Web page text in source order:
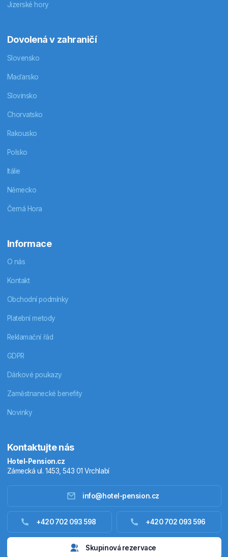
Ubytování zahraniční
Jizerské hory
Dovolená v zahraničí
Slovensko
Maďarsko
Slovinsko
Chorvatsko
Rakousko
Polsko
Itálie
Německo
Černá Hora
Informace
O nás
Kontakt
Obchodní podmínky
Platební metody
Reklamační řád
GDPR
Dárkové poukazy
Zaměstnanecké benefity
Novinky
Kontaktujte nás
Hotel-Pension.cz
Zámecká ul. 1453, 543 01 Vrchlabí
info@hotel-pension.cz
+420 702 093 598 +420 702 093 596
Skupinová rezervace